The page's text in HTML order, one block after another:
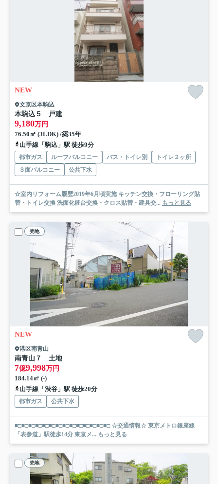
NEW
文京区本駒込
本駒込５ 戸建
9,180万円
76.50㎡ (3LDK) /築35年
山手線「駒込」駅 徒歩9分
都市ガス ルーフバルコニー バス・トイレ別
トイレ２ヶ所
３面バルコニー
公共下水
☆室内リフォーム履歴2019年6月頃実施 キッチン交換・フローリング貼
替・トイレ交換 洗面化粧台交換・クロス貼替・建具交... もっと見る
売地
NEW
港区南青山
南青山７ 土地
7億9,998万円
184.14㎡ (-)
山手線「渋谷」駅 徒歩20分
都市ガス 公共下水
■□■□■□■□■□■□■□■□■□■□■□■□■□■□ ☆交通情報☆ 東京メトロ銀座線
「表参道」駅徒歩14分 東京メ... もっと見る
売地